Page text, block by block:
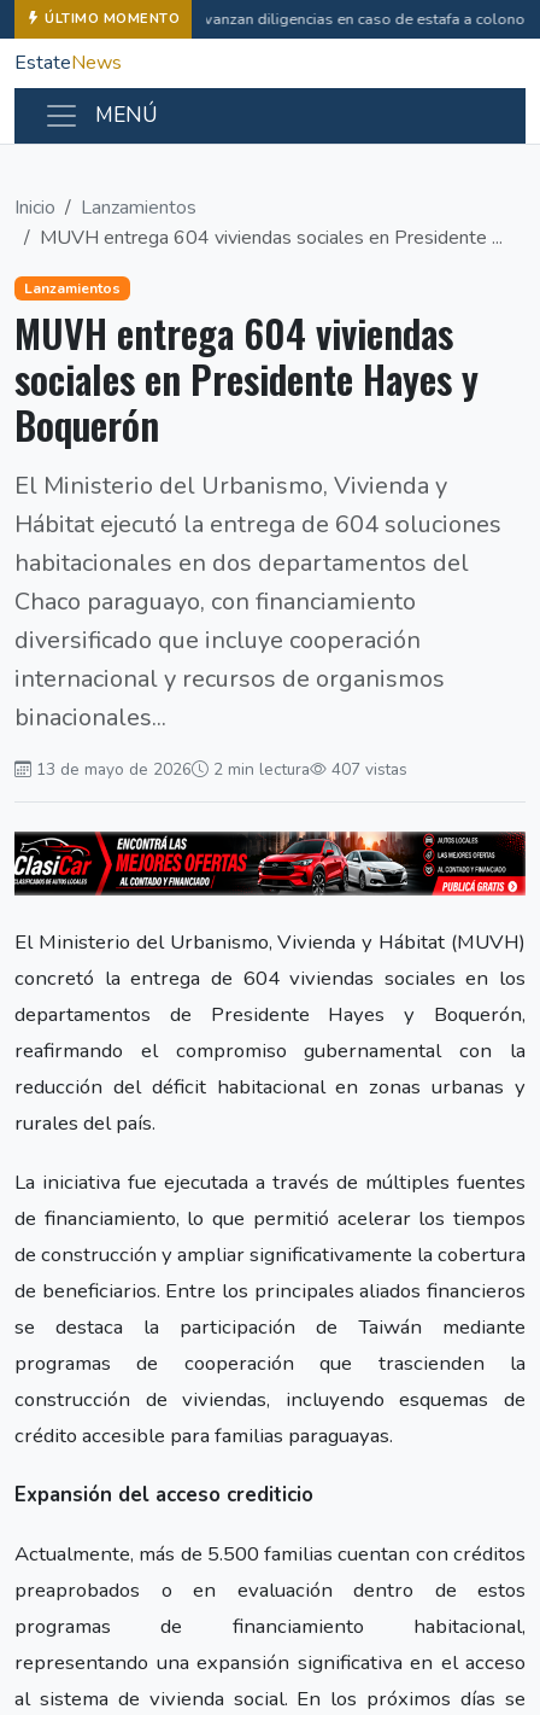
ÚLTIMO MOMENTO Avanzan diligencias en caso de estafa a colonos
EstateNews
MENÚ
Inicio
Lanzamientos
MUVH entrega 604 viviendas sociales en Presidente ...
Lanzamientos
MUVH entrega 604 viviendas
sociales en Presidente Hayes y
Boquerón
El Ministerio del Urbanismo, Vivienda y
Hábitat ejecutó la entrega de 604 soluciones
habitacionales en dos departamentos del
Chaco paraguayo, con financiamiento
diversificado que incluye cooperación
internacional y recursos de organismos
binacionales...
13 de mayo de 2026 2 min lectura 407 vistas
El Ministerio del Urbanismo, Vivienda y Hábitat (MUVH)
concretó la entrega de 604 viviendas sociales en los
departamentos de Presidente Hayes y Boquerón,
reafirmando el compromiso gubernamental con la
reducción del déficit habitacional en zonas urbanas y
rurales del país.
La iniciativa fue ejecutada a través de múltiples fuentes
de financiamiento, lo que permitió acelerar los tiempos
de construcción y ampliar significativamente la cobertura
de beneficiarios. Entre los principales aliados financieros
se destaca la participación de Taiwán mediante
programas de cooperación que trascienden la
construcción de viviendas, incluyendo esquemas de
crédito accesible para familias paraguayas.
Expansión del acceso crediticio
Actualmente, más de 5.500 familias cuentan con créditos
preaprobados o en evaluación dentro de estos
programas de financiamiento habitacional,
representando una expansión significativa en el acceso
al sistema de vivienda social. En los próximos días se